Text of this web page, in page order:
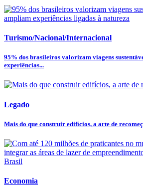
Turismo/Nacional/Internacional
95% dos brasileiros valorizam viagens
experiências...
Legado
Mais do que construir edifícios, a arte de
Economia